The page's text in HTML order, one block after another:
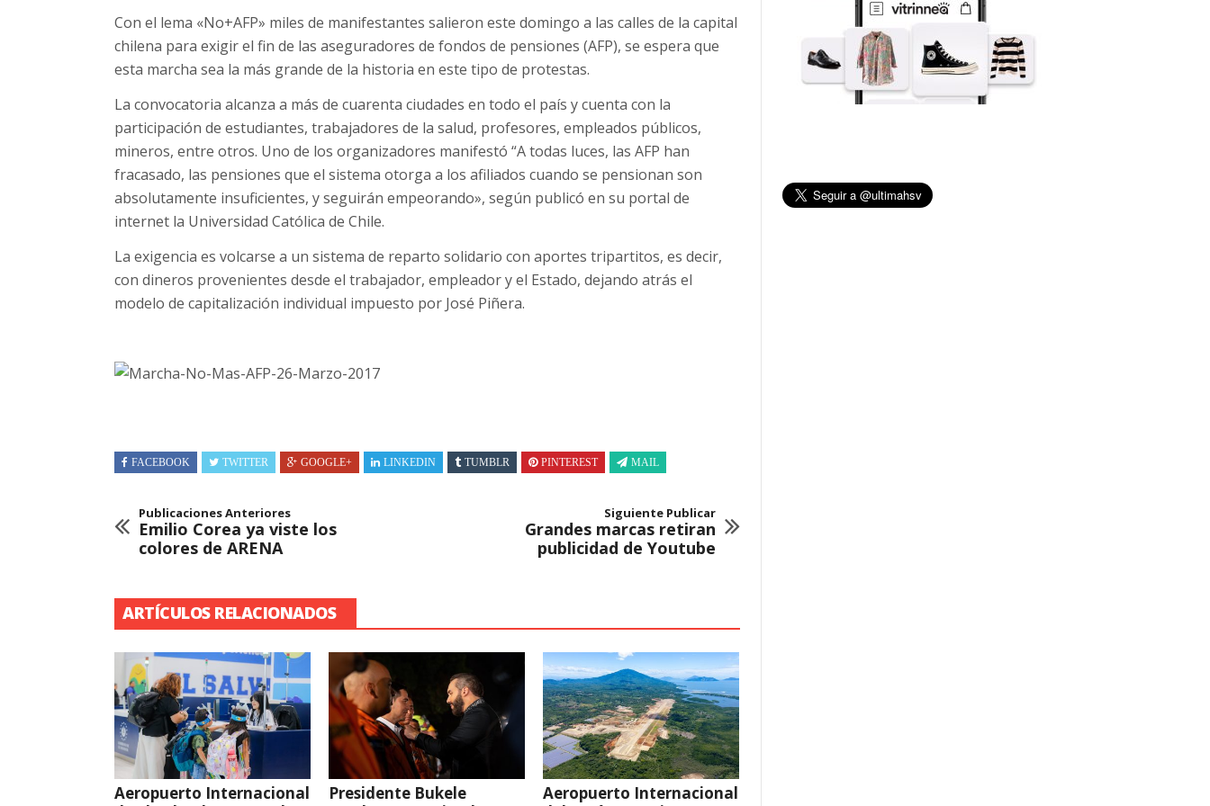
Con el lema «No+AFP» miles de manifestantes salieron este domingo a las calles de la capital
chilena para exigir el fin de las aseguradores de fondos de pensiones (AFP), se espera que
esta marcha sea la más grande de la historia en este tipo de protestas.
La convocatoria alcanza a más de cuarenta ciudades en todo el país y cuenta con la
participación de estudiantes, trabajadores de la salud, profesores, empleados públicos,
mineros, entre otros. Uno de los organizadores manifestó “A todas luces, las AFP han
fracasado, las pensiones que el sistema otorga a los afiliados cuando se pensionan son
absolutamente insuficientes, y seguirán empeorando», según publicó en su portal de
internet la Universidad Católica de Chile.
La exigencia es volcarse a un sistema de reparto solidario con aportes tripartitos, es decir,
con dineros provenientes desde el trabajador, empleador y el Estado, dejando atrás el
modelo de capitalización individual impuesto por José Piñera.
FACEBOOK TWITTER GOOGLE+ LINKEDIN TUMBLR PINTEREST MAIL
Publicaciones Anteriores
Emilio Corea ya viste los
colores de ARENA
Siguiente Publicar
Grandes marcas retiran
publicidad de Youtube
ARTÍCULOS RELACIONADOS
Aeropuerto Internacional
Presidente Bukele
Aeropuerto Internacional